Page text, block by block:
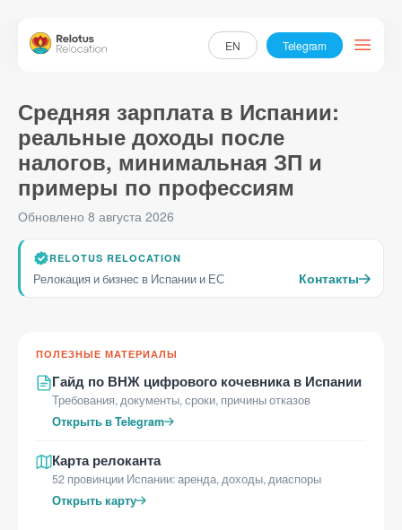
EN Telegram
Визы и ВНЖ
Стартап-виза в Испанию
Виза цифрового кочевника в Испании
Услуги
Регистрация бизнеса
Услуги Хестора в Испании
О нас
Блог
Контакты
Электронная почта
Средняя зарплата в Испании:
реальные доходы после
налогов, минимальная ЗП и
примеры по профессиям
Обновлено 8 августа 2026
RELOTUS RELOCATION
Релокация и бизнес в Испании и ЕС Контакты
ПОЛЕЗНЫЕ МАТЕРИАЛЫ
Гайд по ВНЖ цифрового кочевника в Испании
Требования, документы, сроки, причины отказов
Открыть в Telegram
Карта релоканта
52 провинции Испании: аренда, доходы, диаспоры
Открыть карту